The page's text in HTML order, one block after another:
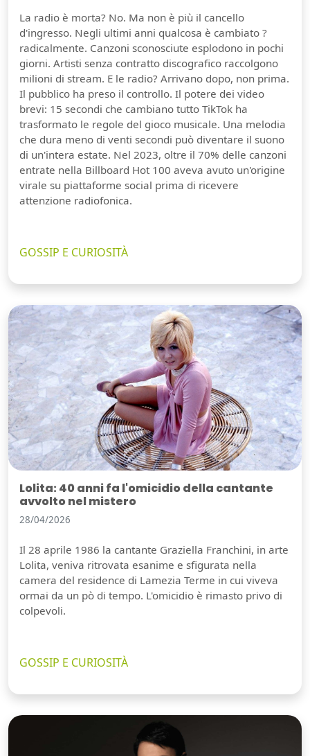
La radio è morta? No. Ma non è più il cancello
d'ingresso. Negli ultimi anni qualcosa è cambiato ?
radicalmente. Canzoni sconosciute esplodono in pochi
giorni. Artisti senza contratto discografico raccolgono
milioni di stream. E le radio? Arrivano dopo, non prima.
Il pubblico ha preso il controllo. Il potere dei video
brevi: 15 secondi che cambiano tutto TikTok ha
trasformato le regole del gioco musicale. Una melodia
che dura meno di venti secondi può diventare il suono
di un'intera estate. Nel 2023, oltre il 70% delle canzoni
entrate nella Billboard Hot 100 aveva avuto un'origine
virale su piattaforme social prima di ricevere
attenzione radiofonica.
GOSSIP E CURIOSITÀ
Lolita: 40 anni fa l'omicidio della cantante
avvolto nel mistero
28/04/2026
Il 28 aprile 1986 la cantante Graziella Franchini, in arte
Lolita, veniva ritrovata esanime e sfigurata nella
camera del residence di Lamezia Terme in cui viveva
ormai da un pò di tempo. L'omicidio è rimasto privo di
colpevoli.
GOSSIP E CURIOSITÀ